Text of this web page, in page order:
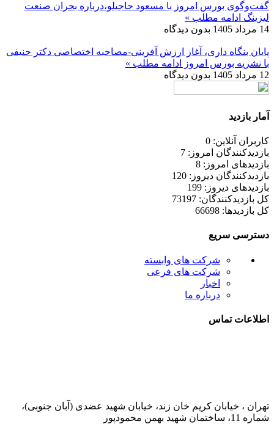
گفت‌وگوی بورس امروز با مسعود حاجیلو،درباره بحران صنعت
لیزینگ ادامه مطلب »
14 مرداد 1405
بدون دیدگاه
پایان بنگاه داری، آغاز ارزش آفرینی-مصاحبه اختصاصی دکتر حنیفی
با نشریه بورس امروز
ادامه مطلب »
12 مرداد 1405
بدون دیدگاه
آمار بازدید
کاربران آنلاین: 0
بازدیدکنندگان امروز: 7
بازدیدهای امروز: 8
بازدیدکنندگان دیروز: 120
بازدیدهای دیروز: 199
کل بازدیدکنند‌گان: 73197
کل بازدیدها: 66698
دسترسی سریع
شرکت های وابسته
شرکت های فرعی
اخبار
درباره ما
اطلاعات تماس
تهران ، خیابان کریم خان زند، خیابان شهید عضدی (آبان جنوبی)،
شماره 11، ساختمان شهید بهمن محمودپور